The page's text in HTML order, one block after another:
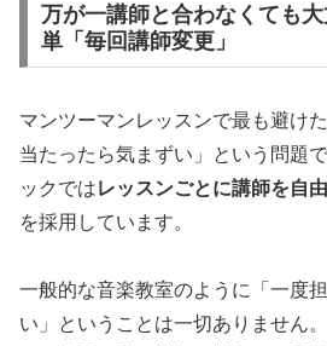
万が一講師と合わなくても
単「毎回講師変更」
マンツーマンレッスンで最も避け
当たったら気まずい」という問題
ックではレッスンごとに講師を自
を採用しています。
一般的な音楽教室のように「一度
い」ということは一切ありません